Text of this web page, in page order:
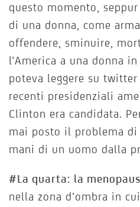
questo momento,
di una donna, come
offendere, sminuire,
l’America a una donna
poteva leggere su
recenti presidenziali
Clinton era candidata.
mai posto il problema di
mani di un uomo dalla
#La quarta: la
nella zona d’ombra in